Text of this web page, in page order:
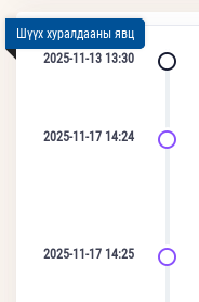
Шүүх хуралдааны явц
2025-11-13 13:30
2025-11-17 14:24
2025-11-17 14:25